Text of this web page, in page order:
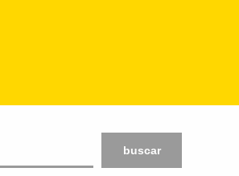
buscar